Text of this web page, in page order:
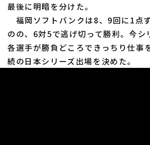
最後に明暗を分けた。
福岡ソフトバンクは8、9回に1点
のの、6対5で逃げ切って勝利。今シ
各選手が勝負どころできっちり仕事
続の日本シリーズ出場を決めた。